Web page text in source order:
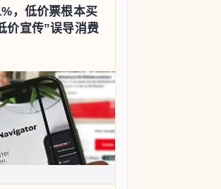
，低价票根本买
价宣传”误导消费